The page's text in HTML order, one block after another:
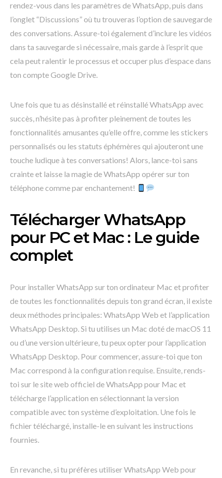
rendez-vous dans les paramètres de WhatsApp, puis dans
l’onglet “Discussions” où tu trouveras l’option de sauvegarde
des conversations. Assure-toi également d’inclure les vidéos
dans ta sauvegarde si nécessaire, mais garde à l’esprit que
cela peut ralentir le processus et occuper plus d’espace dans
ton compte Google Drive.
Une fois que tu as désinstallé et réinstallé WhatsApp avec
succès, n’hésite pas à profiter pleinement de toutes les
fonctionnalités amusantes qu’elle offre, comme les stickers
personnalisés ou les statuts éphémères qui ajouteront une
touche ludique à tes conversations! Alors, lance-toi sans
crainte et laisse la magie de WhatsApp opérer sur ton
téléphone comme par enchantement!
Télécharger WhatsApp
pour PC et Mac : Le guide
complet
Pour installer WhatsApp sur ton ordinateur Mac et profiter
de toutes les fonctionnalités depuis ton grand écran, il existe
deux méthodes principales: WhatsApp Web et l’application
WhatsApp Desktop. Si tu utilises un Mac doté de macOS 11
ou d’une version ultérieure, tu peux opter pour l’application
WhatsApp Desktop. Pour commencer, assure-toi que ton
Mac correspond à la configuration requise. Ensuite, rends-
toi sur le site web officiel de WhatsApp pour Mac et
télécharge l’application en sélectionnant la version
compatible avec ton système d’exploitation. Une fois le
fichier téléchargé, installe-le en suivant les instructions
fournies.
En revanche, si tu préfères utiliser WhatsApp Web pour